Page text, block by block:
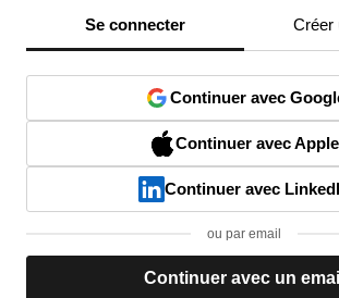
Se connecter Créer
Continuer avec
Continuer avec Apple
Continuer avec
ou par email
Continuer avec un email